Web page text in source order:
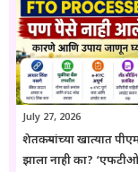
येतात. या संकेतस्थळावरील माहिती ही केवळ जनजागृती आणि मार्गदर्शनाच्या
उद्देशाने
संबंधित
पडताळणी
July 27, 2026
शेतकऱ्यांच्या खात्यात
झाला नाही का?